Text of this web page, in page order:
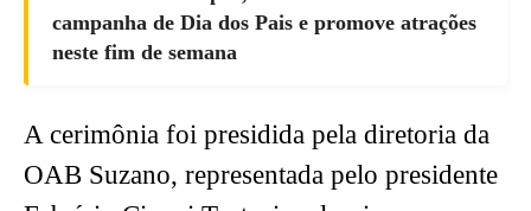
campanha de Dia dos Pais e promove atrações
neste fim de semana
A cerimônia foi presidida pela diretoria da
OAB Suzano, representada pelo presidente